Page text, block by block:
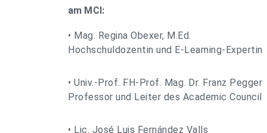
am MCI:
• Mag. Regina Obexer, M.Ed.
Hochschuldozentin und E-Learning-Expertin
• Univ.-Prof. FH-Prof. Mag. Dr. Franz Pegger
Professor und Leiter des Academic Council
• Lic. José Luis Fernández Valls